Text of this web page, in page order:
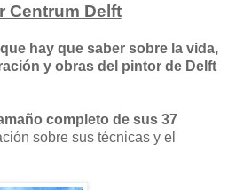
Centrum Delft
hay que saber sobre la vida,
y obras del pintor de Delft
completo de sus 37
sobre sus técnicas y el